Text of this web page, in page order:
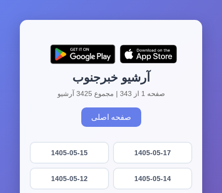
آرشیو خبرجنوب
صفحه 1 از 343 | مجموع 3425 آرشیو
صفحه اصلی
1405-05-17
1405-05-15
1405-05-14
1405-05-12